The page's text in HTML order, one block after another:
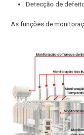
Detecção de
As funções de